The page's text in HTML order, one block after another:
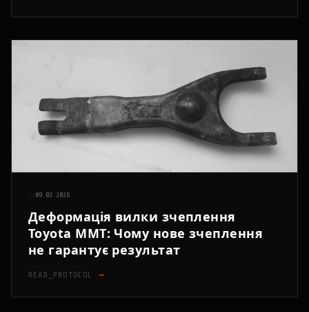
:: 09.02.2026
Деформація вилки зчеплення
Toyota MMT: Чому нове зчеплення
не гарантує результат
READ_PROTOCOL →